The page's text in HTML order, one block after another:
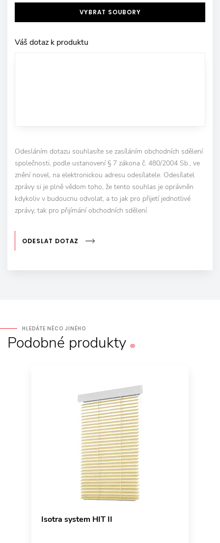
VYBRAT SOUBORY
Váš dotaz k produktu
Odesláním dotazu souhlasíte se zasíláním obchodních sdělení
společnosti, podle ustanovení § 7 zákona č. 480/2004 Sb., ve
znění novel, na elektronickou adresu odesílatele. Odesílatel
zprávy si je plně vědom toho, že tento souhlas je oprávněn
kdykoliv v budoucnu odvolat, a to jak pro přijetí jednotlivé
zprávy, tak pro přijímání obchodních sdělení.
ODESLAT DOTAZ
HLEDÁTE NĚCO JINÉHO
Podobné produkty
Isotra system HIT II